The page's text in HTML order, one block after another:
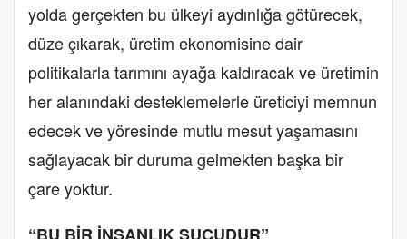
yolda gerçekten bu ülkeyi aydınlığa götürecek,
düze çıkarak, üretim ekonomisine dair
politikalarla tarımını ayağa kaldıracak ve üretimin
her alanındaki desteklemelerle üreticiyi memnun
edecek ve yöresinde mutlu mesut yaşamasını
sağlayacak bir duruma gelmekten başka bir
çare yoktur.